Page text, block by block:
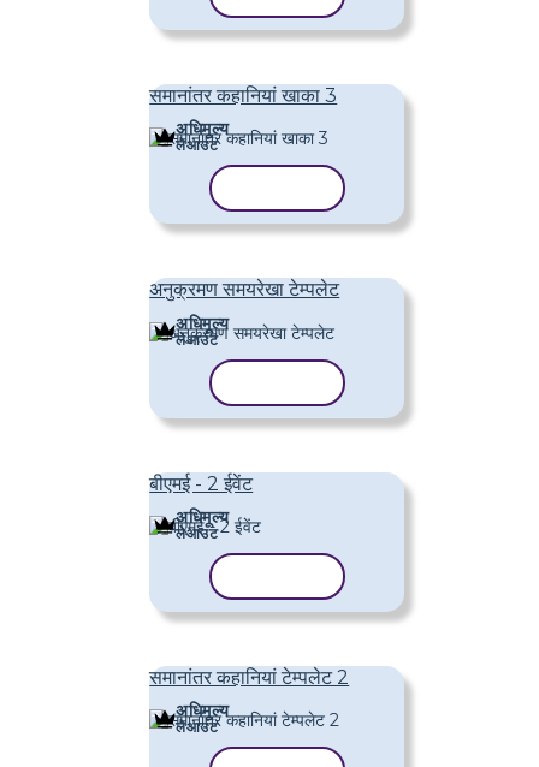
समानांतर कहानियां खाका 3
अधिमूल्य
लेआउट
अनुक्रमण समयरेखा टेम्पलेट
अधिमूल्य
लेआउट
बीएमई - 2 ईवेंट
अधिमूल्य
लेआउट
समानांतर कहानियां टेम्पलेट 2
अधिमूल्य
लेआउट